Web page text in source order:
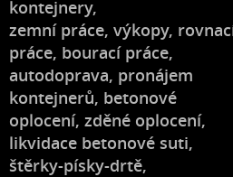
kontejnery,
zemní práce, výkopy,
práce, bourací práce,
autodoprava, pronájem
kontejnerů, betonové
oplocení, zděné oplocení,
likvidace betonové suti,
štěrky-písky-drtě,